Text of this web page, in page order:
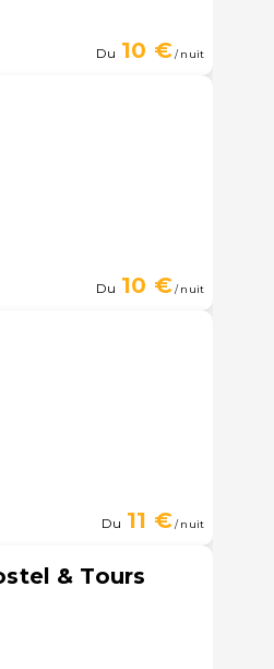
Du 10 €/ nuit
Du 10 €/ nuit
Du 11 €/ nuit
& Tours